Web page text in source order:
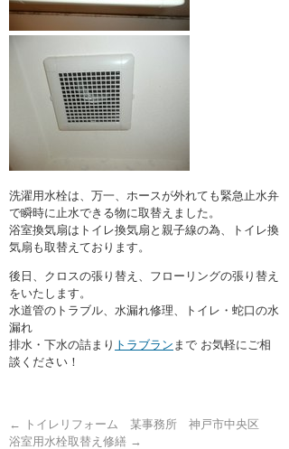
洗濯用水栓は、万一、ホースが外れても緊急止水弁
で瞬時に止水できる物に取替えました。
浴室換気扇はトイレ換気扇と親子線の為、トイレ換
気扇も取替えております。
後日、クロスの張り替え、フローリングの張り替え
をいたします。
水道管のトラブル、水漏れ修理、トイレ・蛇口の水
漏れ
排水・下水の詰まり トラブラン まで お気軽にご相
談ください！
←
トイレリフォーム 某事務所 神戸市中央区
浴室用水栓取替え修繕 →